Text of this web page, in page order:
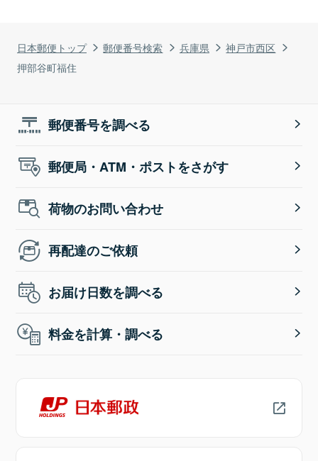
日本郵便トップ 郵便番号検索 兵庫県
神戸市西区
押部谷町福住
郵便番号を調べる
郵便局・ATM・ポストをさがす
荷物のお問い合わせ
再配達のご依頼
お届け日数を調べる
料金を計算・調べる